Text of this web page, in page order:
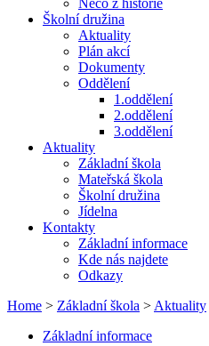
Školní družina
Aktuality
Plán akcí
Dokumenty
Oddělení
1.oddělení
2.oddělení
3.oddělení
Aktuality
Základní škola
Mateřská škola
Školní družina
Jídelna
Kontakty
Základní informace
Kde nás najdete
Odkazy
Home > Základní škola > Aktuality
Základní informace